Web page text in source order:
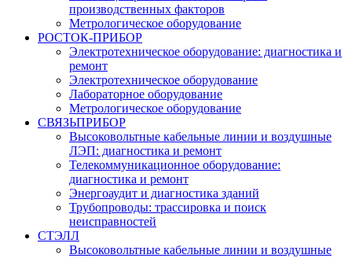
производственных факторов
Метрологическое оборудование
РОСТОК-ПРИБОР
Электротехническое оборудование: диагностика и
ремонт
Электротехническое оборудование
Лабораторное оборудование
Метрологическое оборудование
СВЯЗЬПРИБОР
Высоковольтные кабельные линии и воздушные
ЛЭП: диагностика и ремонт
Телекоммуникационное оборудование:
диагностика и ремонт
Энергоаудит и диагностика зданий
Трубопроводы: трассировка и поиск
неисправностей
СТЭЛЛ
Высоковольтные кабельные линии и воздушные